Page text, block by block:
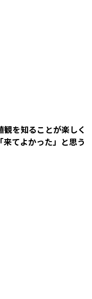
を知ることが楽しく
てよかった」と思う